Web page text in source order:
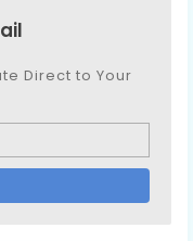
Direct to Your